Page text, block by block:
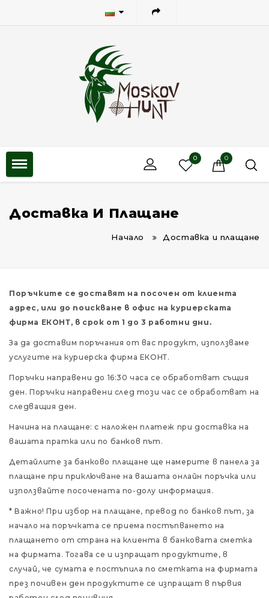
0 0
Доставка И Плащане
Начало Доставка и плащане
Поръчките се доставят на посочен от клиента
адрес, или до поискване в офис на куриерската
фирма ЕКОНТ, в срок от 1 до 3 работни дни.
За да доставим поръчания от вас продукт, използваме
услугите на куриерска фирма ЕКОНТ.
Поръчки направени до 16:30 часа се обработват същия
ден. Поръчки направени след този час се обработват на
следващия ден.
Начина на плащане: с наложен платеж при доставка на
вашата пратка или по банков път.
Детайлите за банково плащане ще намерите в панела за
плащане при приключване на вашата онлайн поръчка или
използвайте посочената по-долу информация.
* Важно! При избор на плащане, превод по банков път, за
начало на поръчката се приема постъпването на
плащането от страна на клиента в банковата сметка
на фирмата. Тогава се и изпращат продуктите, в
случай, че сумата е постъпила по сметката на фирмата
през почивен ден продуктите се изпращат в първия